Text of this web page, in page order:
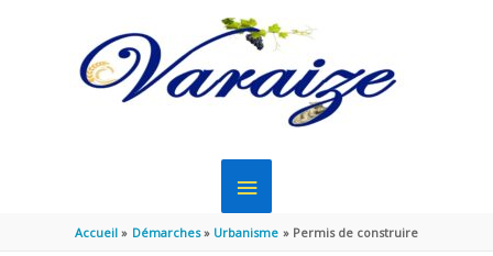
MENU
PRINCIPAL
Accueil Démarches Urbanisme Permis de construire